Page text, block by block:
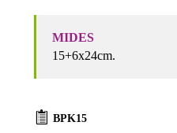
MIDES
15+6x24cm.
BPK15